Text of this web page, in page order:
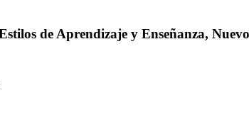
de Aprendizaje y Enseñanza,